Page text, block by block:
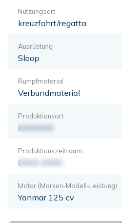
Nutzungsart
kreuzfahrt/regatta
Ausrüstung
Sloop
Rumpfmaterial
Verbundmaterial
Produktionsart
XXXXXXX
Produktionszeitraum
0000-0000
Motor (Marken-Modell-Leistung)
Yanmar 125 cv